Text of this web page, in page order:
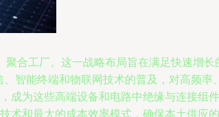
合工厂。这一战略布局旨在满足快速增长
智能终端和物联网技术的普及，对高频率
为这些高端设备和电路中绝缘与连接组
术和最大的成本效率模式，确保本土供应